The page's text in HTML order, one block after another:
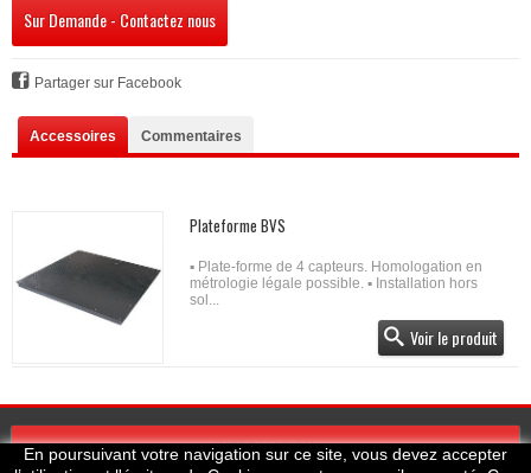
Sur Demande - Contactez nous
Partager sur Facebook
Accessoires Commentaires
Plateforme BVS
▪ Plate-forme de 4 capteurs. Homologation en
métrologie légale possible. ▪ Installation hors
sol...
Voir le produit
INFORMATION
En poursuivant votre navigation sur ce site, vous devez accepter